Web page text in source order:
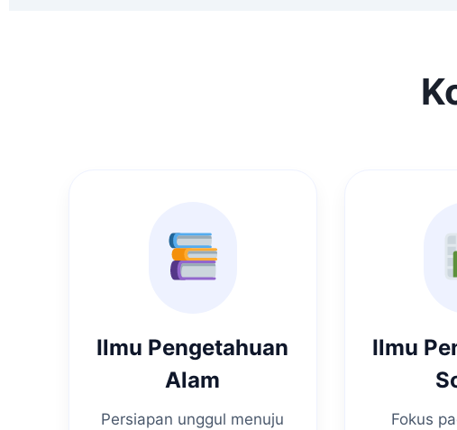
Ilmu Pengetahuan
Alam
Persiapan unggul menuju
Ilmu
Fokus